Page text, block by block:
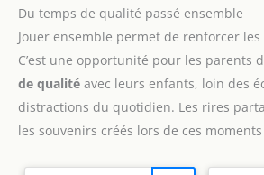
Du temps de qualité passé ensemble
Jouer ensemble permet de renforcer les
C’est une opportunité pour les parents
de qualité avec leurs enfants, loin des
distractions du quotidien. Les rires
les souvenirs créés lors de ces